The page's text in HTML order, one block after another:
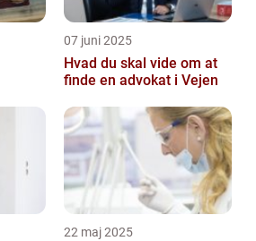
07 juni 2025
Hvad du skal vide om at
finde en advokat i Vejen
22 maj 2025